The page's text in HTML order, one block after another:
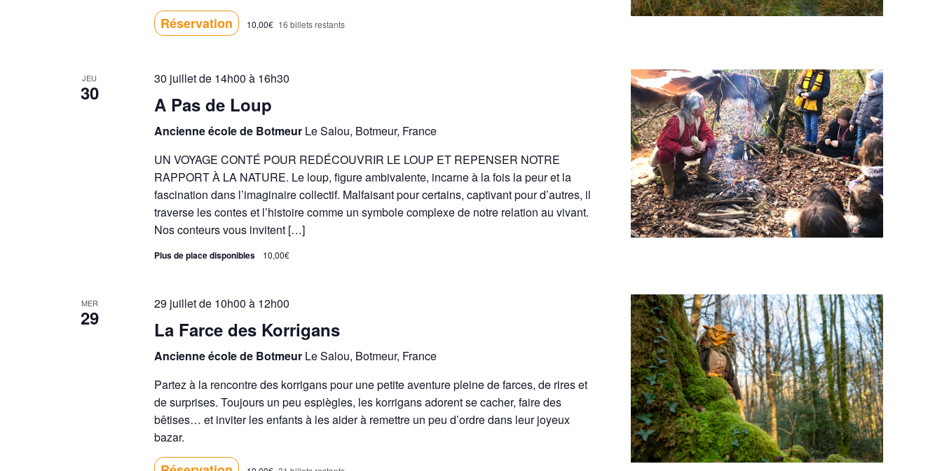
Réservation 10,00€ 16 billets restants
JEU
30
30 juillet de 14h00 à 16h30
A Pas de Loup
Ancienne école de Botmeur Le Salou, Botmeur, France
UN VOYAGE CONTÉ POUR REDÉCOUVRIR LE LOUP ET REPENSER NOTRE
RAPPORT À LA NATURE. Le loup, figure ambivalente, incarne à la fois la peur et la
fascination dans l’imaginaire collectif. Malfaisant pour certains, captivant pour d’autres, il
traverse les contes et l’histoire comme un symbole complexe de notre relation au vivant.
Nos conteurs vous invitent […]
Plus de place disponibles 10,00€
MER
29
29 juillet de 10h00 à 12h00
La Farce des Korrigans
Ancienne école de Botmeur Le Salou, Botmeur, France
Partez à la rencontre des korrigans pour une petite aventure pleine de farces, de rires et
de surprises. Toujours un peu espiègles, les korrigans adorent se cacher, faire des
bêtises… et inviter les enfants à les aider à remettre un peu d’ordre dans leur joyeux
bazar.